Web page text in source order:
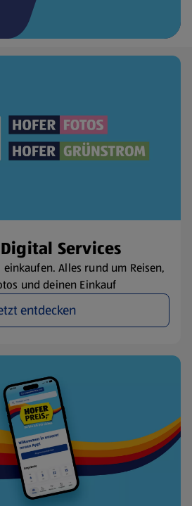
Digital Services
Alles rund um Reisen,
und deinen Einkauf
entdecken